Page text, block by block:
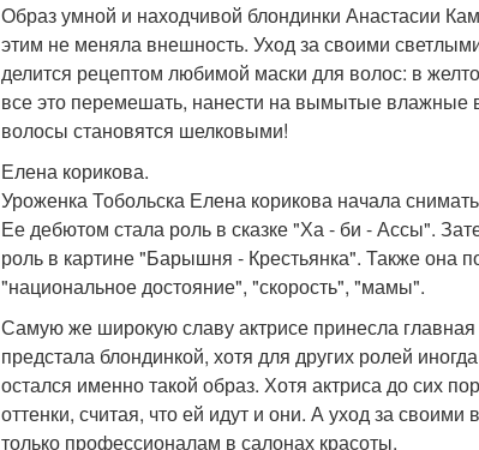
Образ умной и находчивой блондинки Анастасии
этим не меняла внешность. Уход за своими
делится рецептом любимой маски для волос: в
все это перемешать, нанести на вымытые влажные
волосы становятся шелковыми!
Елена корикова.
Уроженка Тобольска Елена корикова начала
Ее дебютом стала роль в сказке "Ха - би - Ассы".
роль в картине "Барышня - Крестьянка". Также она
"национальное достояние", "скорость", "мамы".
Самую же широкую славу актрисе принесла
предстала блондинкой, хотя для других ролей
остался именно такой образ. Хотя актриса до сих
оттенки, считая, что ей идут и они. А уход за
только профессионалам в салонах красоты.